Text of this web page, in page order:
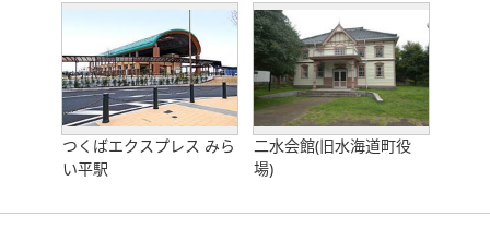
つくばエクスプレス みら
い平駅
二水会館(旧水海道町役
場)